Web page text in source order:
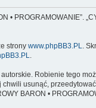
PROGRAMOWANIE”.
strony www.phpBB3.PL.
.
Robienie tego
chwili usunąć,
BARON •